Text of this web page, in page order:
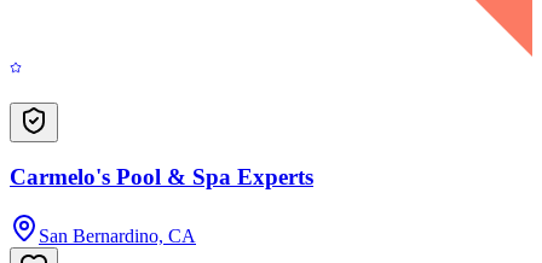
Carmelo's Pool & Spa Experts
San Bernardino, CA